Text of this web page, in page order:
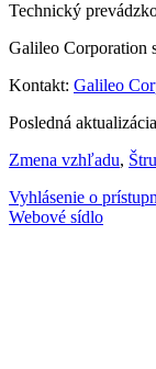
Technický
Galileo Corporation
Kontakt: Galileo
Posledná
Zmena vzhľadu,
Vyhlásenie o
Webové sídlo